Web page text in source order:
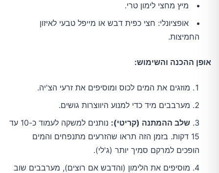
מיץ מחצי לימון טרי.
אופציונלי: חצי כפית דבש או מייפל טבעי לאיזון
החמיצות.
אופן ההכנה והשימוש:
מוזגים את המים לכוס ומוסיפים את זרעי הצ'יה.
מערבבים מיד כדי למנוע היווצרות גושים.
שלב ההמתנה (קריטי):
נותנים למשקה לעמוד כ-10 עד
15 דקות. בזמן הזה תראו שהזרעים מתנפחים והמים
הופכים למרקם סמיך יותר (ג'לי).
מוסיפים את הלימון (והדבש אם רוצים), מערבבים שוב